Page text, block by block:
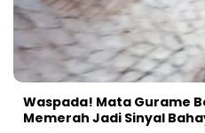
Waspada! Mata Gurame
Memerah Jadi Sinyal